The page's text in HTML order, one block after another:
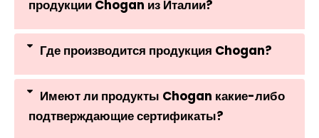
продукции Chogan из Италии?
Где производится продукция Chogan?
Имеют ли продукты Chogan какие-либо
подтверждающие сертификаты?